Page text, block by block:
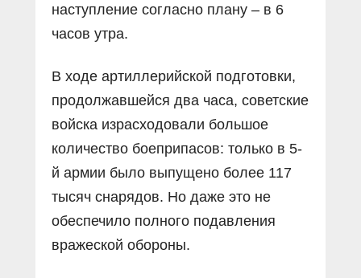
наступление согласно плану – в 6
часов утра.
В ходе артиллерийской подготовки,
продолжавшейся два часа, советские
войска израсходовали большое
количество боеприпасов: только в 5-
й армии было выпущено более 117
тысяч снарядов. Но даже это не
обеспечило полного подавления
вражеской обороны.